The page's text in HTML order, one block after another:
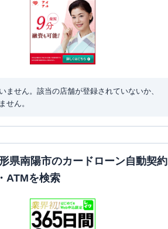
ません。該当の店舗が登録されていないか、
せん。
県南陽市のカードローン自動契約
ATMを検索